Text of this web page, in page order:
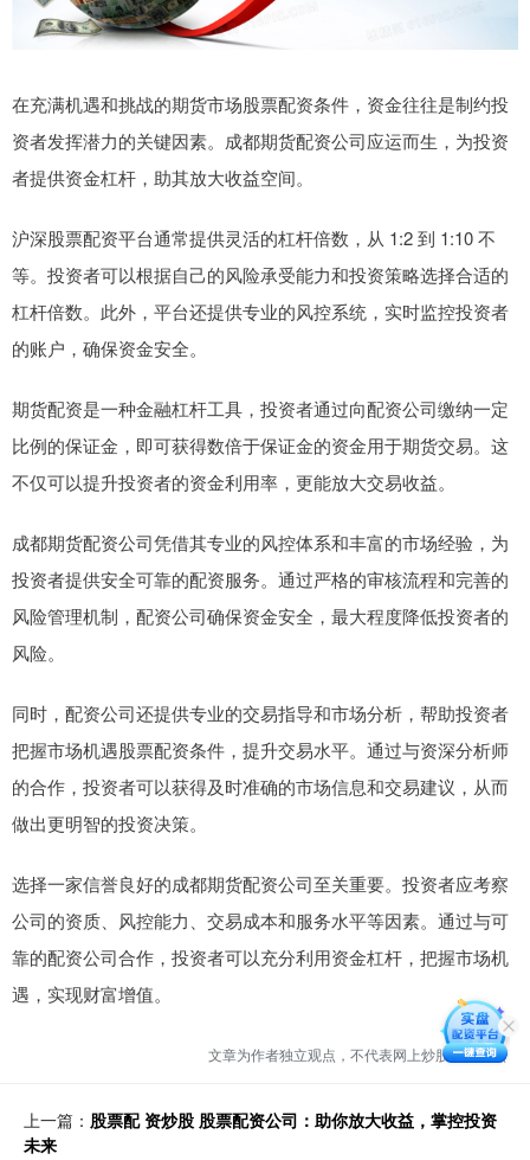
在充满机遇和挑战的期货市场股票配资条件，资金往往是制约投
资者发挥潜力的关键因素。成都期货配资公司应运而生，为投资
者提供资金杠杆，助其放大收益空间。
沪深股票配资平台通常提供灵活的杠杆倍数，从 1:2 到 1:10 不
等。投资者可以根据自己的风险承受能力和投资策略选择合适的
杠杆倍数。此外，平台还提供专业的风控系统，实时监控投资者
的账户，确保资金安全。
期货配资是一种金融杠杆工具，投资者通过向配资公司缴纳一定
比例的保证金，即可获得数倍于保证金的资金用于期货交易。这
不仅可以提升投资者的资金利用率，更能放大交易收益。
成都期货配资公司凭借其专业的风控体系和丰富的市场经验，为
投资者提供安全可靠的配资服务。通过严格的审核流程和完善的
风险管理机制，配资公司确保资金安全，最大程度降低投资者的
风险。
同时，配资公司还提供专业的交易指导和市场分析，帮助投资者
把握市场机遇股票配资条件，提升交易水平。通过与资深分析师
的合作，投资者可以获得及时准确的市场信息和交易建议，从而
做出更明智的投资决策。
选择一家信誉良好的成都期货配资公司至关重要。投资者应考察
公司的资质、风控能力、交易成本和服务水平等因素。通过与可
靠的配资公司合作，投资者可以充分利用资金杠杆，把握市场机
遇，实现财富增值。
文章为作者独立观点，不代表网上炒股配资观点
上一篇： 股票配 资炒股 股票配资公司：助你放大收益，掌控投资
未来